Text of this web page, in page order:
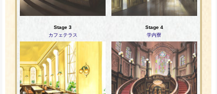
Stage 3
カフェテラス
Stage 4
学内寮